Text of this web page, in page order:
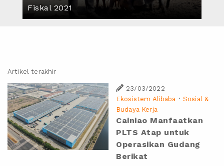
Fiskal 2021
Artikel terakhir
23/03/2022
Ekosistem Alibaba ·Sosial &
Budaya Kerja
Cainiao Manfaatkan
PLTS Atap untuk
Operasikan Gudang
Berikat